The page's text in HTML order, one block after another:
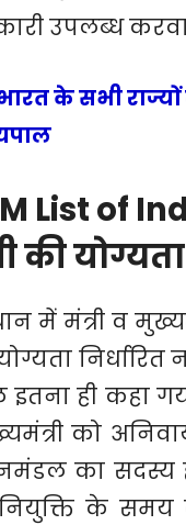
उपलब्ध
के सभी राज्यों
List of
की योग्यता
में मंत्री व
निर्धारित
ही कहा
को
का सदस्य
के समय